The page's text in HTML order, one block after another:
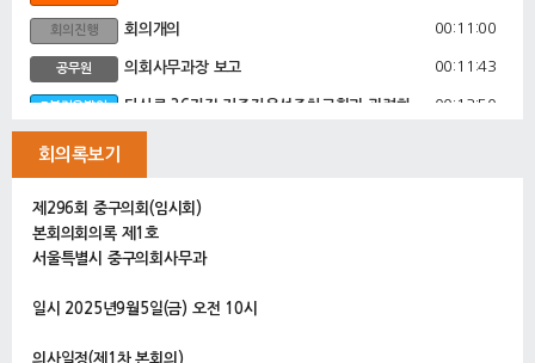
회의진행 회의개의 00:11:00
공무원 의회사무과장 보고 00:11:43
5분자유발언
다산로 36가길 거주자우선주차구획과 관련하
여 시설관리공단과 중구청의 행정 처리 과정
00:13:50
국·시비 보조금 집행잔액 반납 문제와 예산 관
리 부실, 사업 추진의 구조적 한계에 대하여
안건 1. 임시회 회기결정의 건
안건 3. 2025년도 제2회 추가경정 사업예산안
공무원 기획재정국장 제안설명
회의록보기
제296회 중구의회(임시회)
본회의회의록 제1호
서울특별시 중구의회사무과
일시 2025년9월5일(금) 오전 10시
의사일정(제1차 본회의)